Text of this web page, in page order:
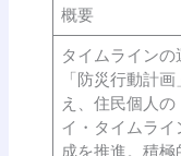
概要
タイムラインの
「防災行動計
え、住民個人の
イ・タイムライ
成を推進。積極